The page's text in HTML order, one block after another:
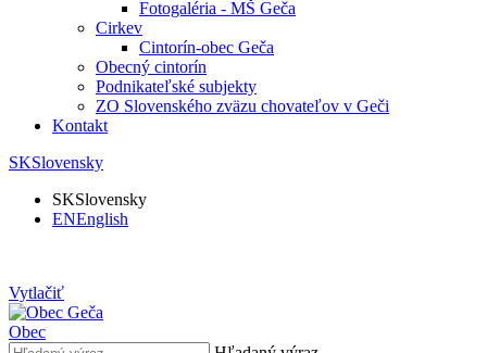
Fotogaléria - MŠ Geča
Cirkev
Cintorín-obec Geča
Obecný cintorín
Podnikateľské subjekty
ZO Slovenského zväzu chovateľov v Geči
Kontakt
SKSlovensky
SKSlovensky
ENEnglish
Vytlačiť
Obec